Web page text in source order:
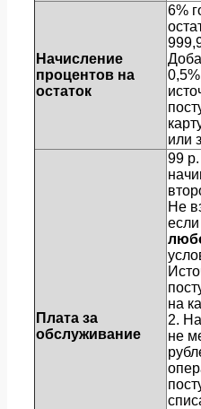
Начисление
процентов на
остаток
6%
или
Плата за
обслуживание
99
Не
на
2.
не